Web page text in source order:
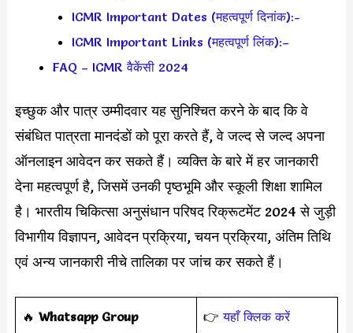
ICMR Important Dates (महत्वपूर्ण दिनांक):-
ICMR Important Links (महत्वपूर्ण लिंक):–
FAQ – ICMR वैकेंसी 2024
इच्छुक और पात्र उम्मीदवार यह सुनिश्चित करने के बाद कि वे
संबंधित पात्रता मानदंडों को पूरा करते हैं, वे जल्द से जल्द अपना
ऑनलाइन आवेदन कर सकते हैं। व्यक्ति के बारे में हर जानकारी
देना महत्वपूर्ण है, जिसमें उनकी पृष्ठभूमि और स्कूली शिक्षा शामिल
है। भारतीय चिकित्सा अनुसंधान परिषद रिक्रूटमेंट 2024 से जुड़ी
विभागीय विज्ञापन, आवेदन प्रक्रिया, चयन प्रक्रिया, अंतिम तिथि
एवं अन्य जानकारी नीचे तालिका पर जांच कर सकते हैं।
‎️‍🔥 Whatsapp Group 👉यहाँ क्लिक करें